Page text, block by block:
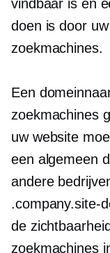
vindbaar is en
doen is door
zoekmachines.
Een
zoekmachines
uw website
een algemeen
andere
.company.site-
de
zoekmachines